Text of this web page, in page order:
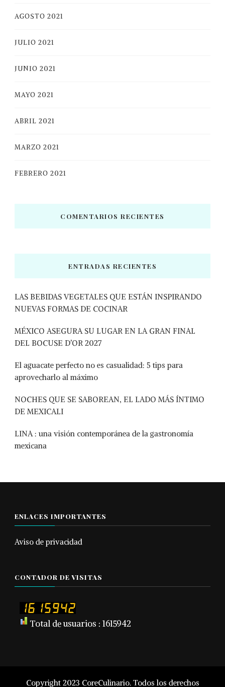
AGOSTO 2021
JULIO 2021
JUNIO 2021
MAYO 2021
ABRIL 2021
MARZO 2021
FEBRERO 2021
COMENTARIOS RECIENTES
ENTRADAS RECIENTES
LAS BEBIDAS VEGETALES QUE ESTÁN INSPIRANDO
NUEVAS FORMAS DE COCINAR
MÉXICO ASEGURA SU LUGAR EN LA GRAN FINAL
DEL BOCUSE D’OR 2027
El aguacate perfecto no es casualidad: 5 tips para
aprovecharlo al máximo
NOCHES QUE SE SABOREAN, EL LADO MÁS ÍNTIMO
DE MEXICALI
LINA : una visión contemporánea de la gastronomía
mexicana
ENLACES IMPORTANTES
Aviso de privacidad
CONTADOR DE VISITAS
Total de usuarios : 1615942
Copyright 2023 CoreCulinario. Todos los derechos